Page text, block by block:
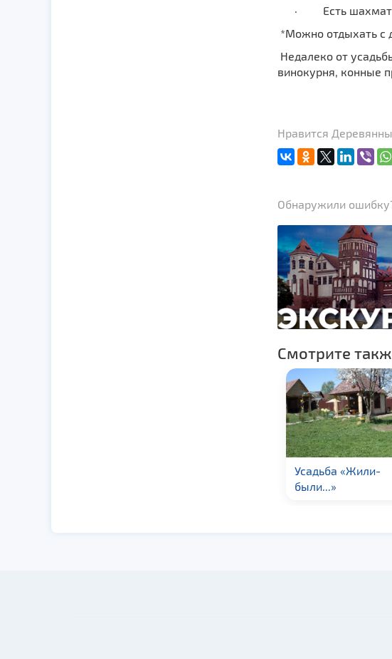
· Есть
*Можно отдыхать с
Недалеко от
винокурня, конные
Нравится
Обнаружили
Смотрите
Усадьба «Жили-
были...»